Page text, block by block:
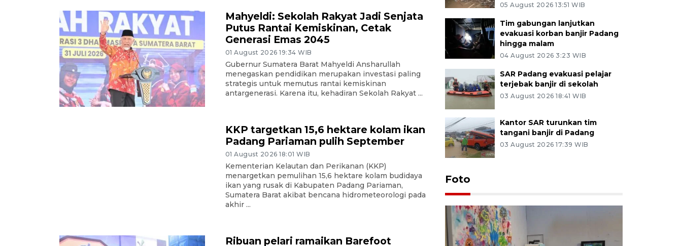
Mahyeldi: Sekolah Rakyat Jadi Senjata
Putus Rantai Kemiskinan, Cetak
Generasi Emas 2045
01 August 2026 19:34 WIB
Gubernur Sumatera Barat Mahyeldi Ansharullah
menegaskan pendidikan merupakan investasi paling
strategis untuk memutus rantai kemiskinan
antargenerasi. Karena itu, kehadiran Sekolah Rakyat ...
KKP targetkan 15,6 hektare kolam ikan
Padang Pariaman pulih September
01 August 2026 18:01 WIB
Kementerian Kelautan dan Perikanan (KKP)
menargetkan pemulihan 15,6 hektare kolam budidaya
ikan yang rusak di Kabupaten Padang Pariaman,
Sumatera Barat akibat bencana hidrometeorologi pada
akhir ...
Ribuan pelari ramaikan Barefoot
05 August 2026 13:51 WIB
Tim gabungan lanjutkan
evakuasi korban banjir Padang
hingga malam
04 August 2026 3:23 WIB
SAR Padang evakuasi pelajar
terjebak banjir di sekolah
03 August 2026 18:41 WIB
Kantor SAR turunkan tim
tangani banjir di Padang
03 August 2026 17:39 WIB
Foto